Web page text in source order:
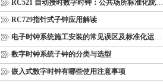
RC521 自动授时数字时钟：公共场所标准化统一计时终端
RC729指针式子钟应用解读
电子时钟系统施工安装的常见误区及标准化运维管理规范
数字时钟系统子钟的分类与选型
嵌入式数字时钟有哪些使用注意事项